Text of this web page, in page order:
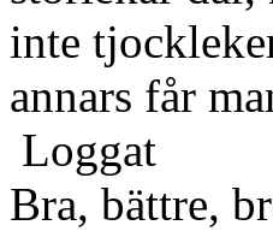
inte
annars får
Loggat
Bra, bättre,